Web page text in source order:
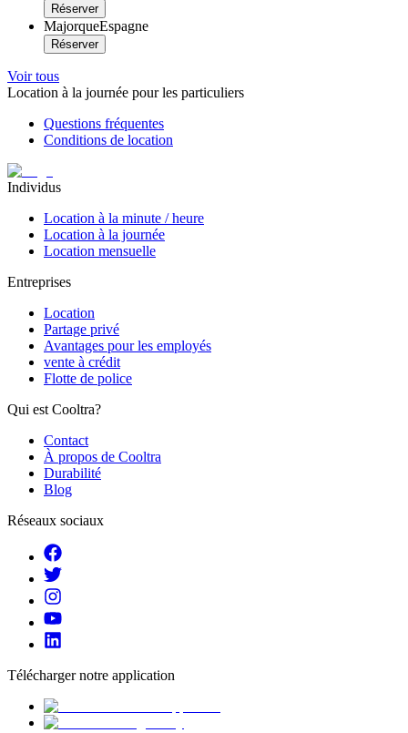
Réserver
MajorqueEspagne
Réserver
Voir tous
Location à la journée pour les particuliers
Questions fréquentes
Conditions de location
Individus
Location à la minute / heure
Location à la journée
Location mensuelle
Entreprises
Location
Partage privé
Avantages pour les employés
vente à crédit
Flotte de police
Qui est Cooltra?
Contact
À propos de Cooltra
Durabilité
Blog
Réseaux sociaux
Télécharger notre application